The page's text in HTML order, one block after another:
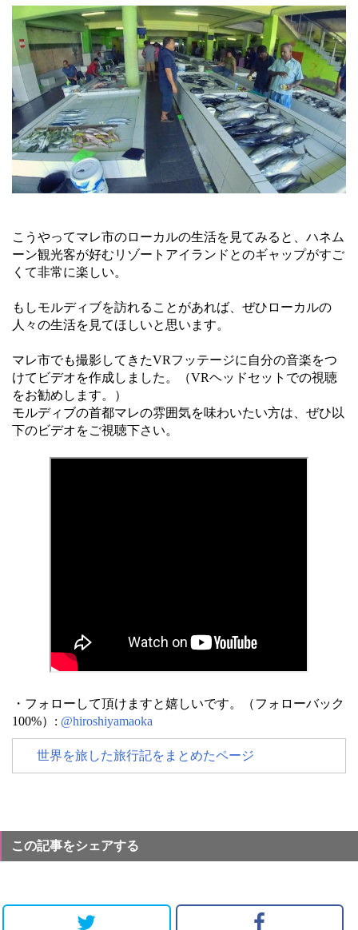
こうやってマレ市のローカルの生活を見てみると、ハネム
ーン観光客が好むリゾートアイランドとのギャップがすご
くて非常に楽しい。
もしモルディブを訪れることがあれば、ぜひローカルの
人々の生活を見てほしいと思います。
マレ市でも撮影してきたVRフッテージに自分の音楽をつ
けてビデオを作成しました。（VRヘッドセットでの視聴
をお勧めします。）
モルディブの首都マレの雰囲気を味わいたい方は、ぜひ以
下のビデオをご視聴下さい。
・フォローして頂けますと嬉しいです。（フォローバック
100%）: @hiroshiyamaoka
世界を旅した旅行記をまとめたページ
この記事をシェアする